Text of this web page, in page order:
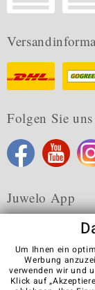
Folgen Sie
Juwelo App
Karriere AGB
Um Ihnen ein
Werbung
verwenden wir und
Klick auf